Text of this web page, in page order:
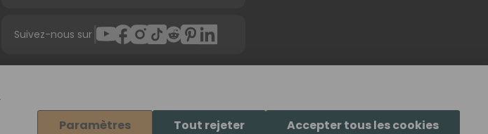
Suivez-nous sur|
Paramètres Tout rejeter Accepter tous les cookies